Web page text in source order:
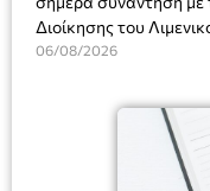
Διοίκησης του
Ακτοφυλακής (Λ.Σ.-
06/08/2026